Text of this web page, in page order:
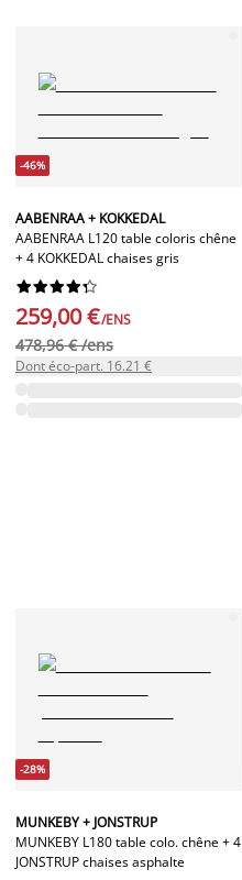
-46%
AABENRAA + KOKKEDAL
AABENRAA L120 table coloris chêne
+ 4 KOKKEDAL chaises gris






259,00 €/ENS
478,96 € /ens
Dont éco-part. 16.21 €
-28%
MUNKEBY + JONSTRUP
MUNKEBY L180 table colo. chêne + 4
JONSTRUP chaises asphalte